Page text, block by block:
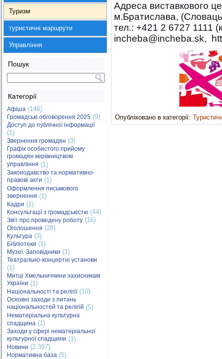
Туризм
туристичні маршрути
Управління
Пошук
Категорії
Афіша (146)
Громадські обговорення 2025 (9)
Доступ до публічної інформації
(1)
Звернення громадян (3)
Графік особистого прийому
громадян керівництвом
управління (1)
Законодавство та нормативно-
правові акти (1)
Оформлення письмового
звернення (1)
Кадри (1)
Консультації з громадськістю (44)
Звіт про проведену роботу (16)
Оголошення (28)
Культура (3)
Бібліотеки (1)
Музеї. Заповідники (1)
Театрально-концертні установи
(1)
Митці Хмельниччини захисникам
України (1)
Національності та релігії(10)
Основні заходи з питань
національностей та релігій (5)
Нематеріальна культурна
спадщина (1)
Заходи у сфері нематеріальної
культурної спадщини (1)
Новини (2 397)
Нормативна база (5)
Адреса виставкового
м.Братислава,
тел.: +421 2 6727 1111
incheba@incheba.sk,
Опубліковано в категорії: